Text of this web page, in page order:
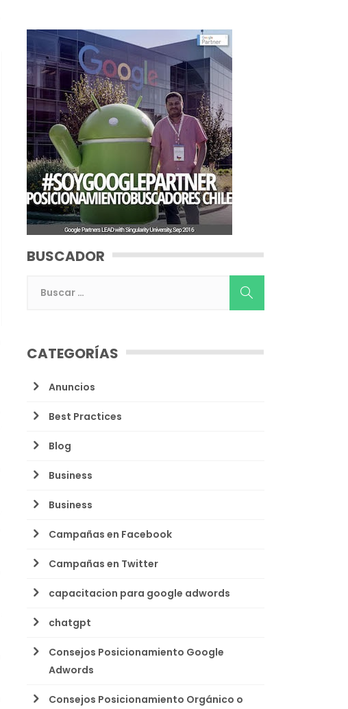
BUSCADOR
CATEGORÍAS
Anuncios
Best Practices
Blog
Business
Business
Campañas en Facebook
Campañas en Twitter
capacitacion para google adwords
chatgpt
Consejos Posicionamiento Google
Adwords
Consejos Posicionamiento Orgánico o